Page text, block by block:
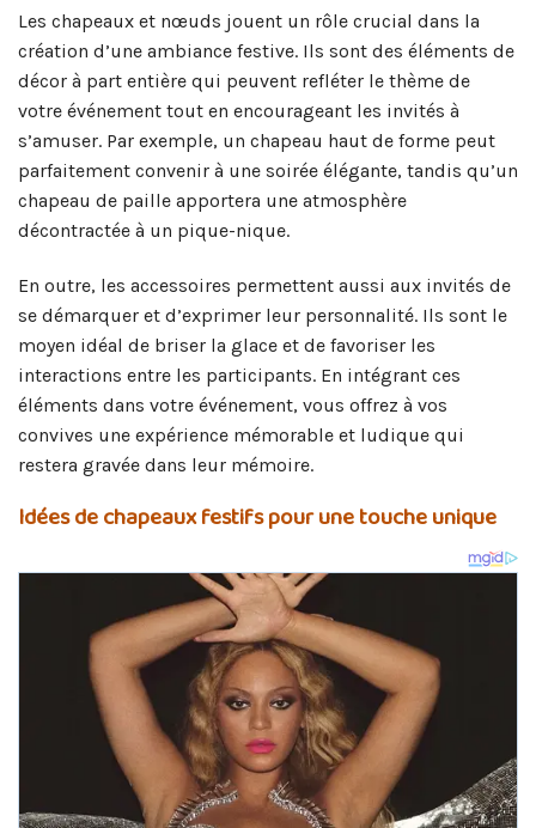
Les chapeaux et nœuds jouent un rôle crucial dans la
création d’une ambiance festive. Ils sont des éléments de
décor à part entière qui peuvent refléter le thème de
votre événement tout en encourageant les invités à
s’amuser. Par exemple, un chapeau haut de forme peut
parfaitement convenir à une soirée élégante, tandis qu’un
chapeau de paille apportera une atmosphère
décontractée à un pique-nique.
En outre, les accessoires permettent aussi aux invités de
se démarquer et d’exprimer leur personnalité. Ils sont le
moyen idéal de briser la glace et de favoriser les
interactions entre les participants. En intégrant ces
éléments dans votre événement, vous offrez à vos
convives une expérience mémorable et ludique qui
restera gravée dans leur mémoire.
Idées de chapeaux festifs pour une touche unique